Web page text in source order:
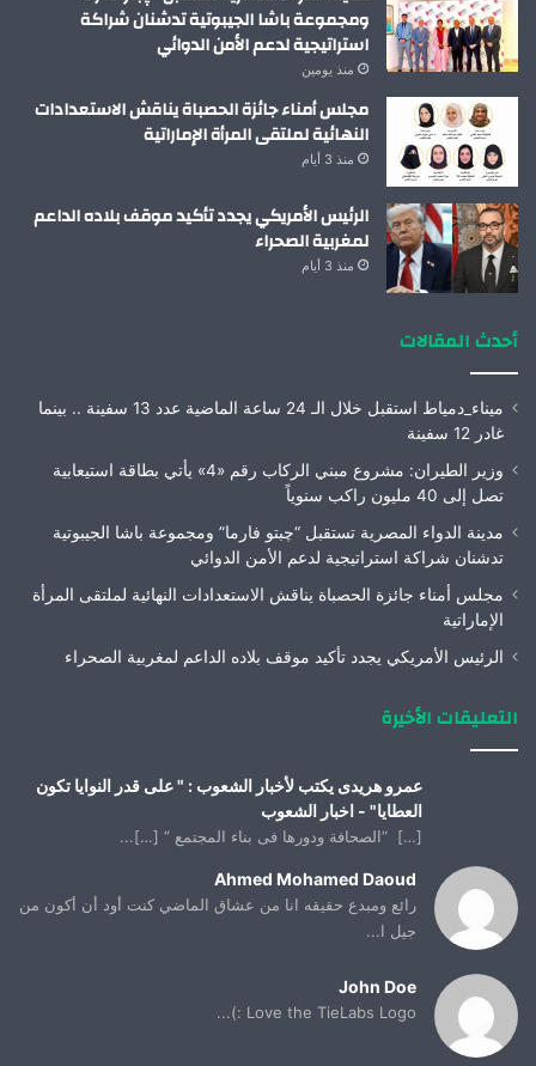
ومجموعة باشا الجيبوتية تدشنان شراكة
استراتيجية لدعم الأمن الدوائي
منذ يومين
مجلس أمناء جائزة الحصباة يناقش الاستعدادات
النهائية لملتقى المرأة الإماراتية
منذ 3 أيام
الرئيس الأمريكي يجدد تأكيد موقف بلاده الداعم
لمغربية الصحراء
منذ 3 أيام
أحدث المقالات
ميناء_دمياط استقبل خلال الـ 24 ساعة الماضية عدد 13 سفينة .. بينما
غادر 12 سفينة
وزير الطيران: مشروع مبني الركاب رقم «4» يأتي بطاقة استيعابية
تصل إلى 40 مليون راكب سنوياً
مدينة الدواء المصرية تستقبل “چبتو فارما” ومجموعة باشا الجيبوتية
تدشنان شراكة استراتيجية لدعم الأمن الدوائي
مجلس أمناء جائزة الحصباة يناقش الاستعدادات النهائية لملتقى المرأة
الإماراتية
الرئيس الأمريكي يجدد تأكيد موقف بلاده الداعم لمغربية الصحراء
التعليقات الأخيرة
عمرو هريدى يكتب لأخبار الشعوب : " على قدر النوايا تكون
العطايا" - اخبار الشعوب
[…] “الصحافة ودورها فى بناء المجتمع “ […]...
Ahmed Mohamed Daoud
رائع ومبدع حقيقه انا من عشاق الماضي كنت أود أن أكون من
جيل ا...
John Doe
Love the TieLabs Logo :)...